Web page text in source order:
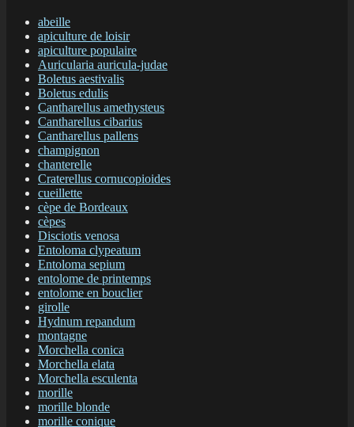
abeille
apiculture de loisir
apiculture populaire
Auricularia auricula-judae
Boletus aestivalis
Boletus edulis
Cantharellus amethysteus
Cantharellus cibarius
Cantharellus pallens
champignon
chanterelle
Craterellus cornucopioides
cueillette
cèpe de Bordeaux
cèpes
Disciotis venosa
Entoloma clypeatum
Entoloma sepium
entolome de printemps
entolome en bouclier
girolle
Hydnum repandum
montagne
Morchella conica
Morchella elata
Morchella esculenta
morille
morille blonde
morille conique